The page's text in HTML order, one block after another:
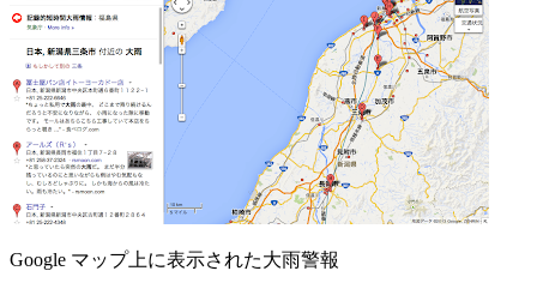
Google マップ上に表示された大雨警報